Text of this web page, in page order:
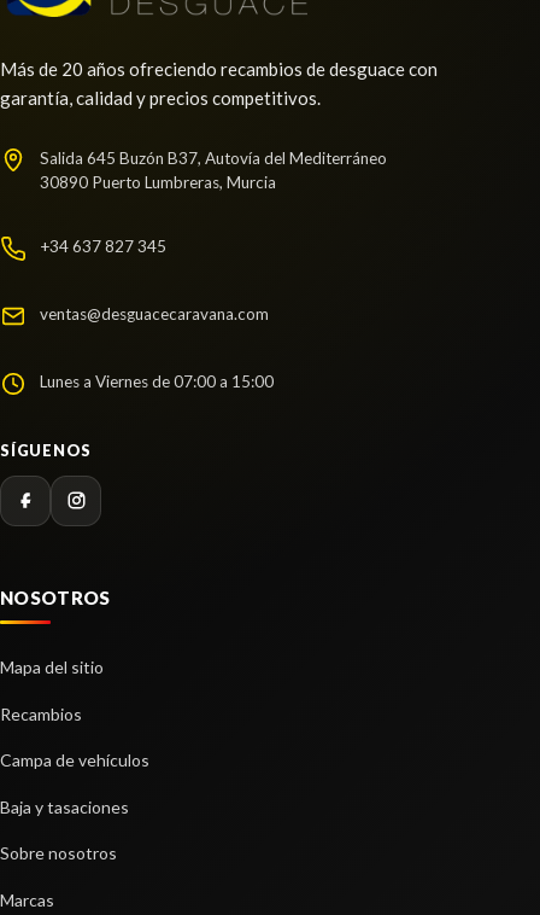
DERECHA 7701478188 / 806B05993R
usado.
RENAULT KANGOO EXPRESS (FW0/1_) 1.5 DCI 80
(FW15)
BRAZO SUSPENSION DELANTERO
BRAZO SUSPENSION DELANTERO DERECHO
usado.
Más de 20 años ofreciendo recambios de desguace con
garantía, calidad y precios competitivos.
Salida 645 Buzón B37, Autovía del Mediterráneo
30890 Puerto Lumbreras, Murcia
+34 637 827 345
ventas@desguacecaravana.com
Lunes a Viernes de 07:00 a 15:00
SÍGUENOS
NOSOTROS
Mapa del sitio
Recambios
Campa de vehículos
Baja y tasaciones
Sobre nosotros
Marcas